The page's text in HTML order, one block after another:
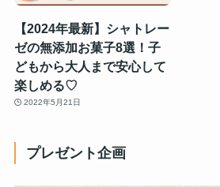
【2024年最新】シャトレー
ゼの無添加お菓子8選！子
どもから大人まで安心して
楽しめる♡
2022年5月21日
プレゼント企画